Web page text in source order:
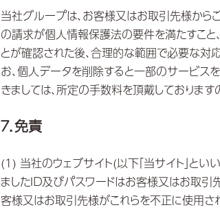
当社グループは、お客様又はお取引先様から
の請求が個人情報保護法の要件を満たすこ
とが確認された後、合理的な範囲で必要な対
お、個人データを削除すると一部のサービス
きましては、所定の手数料を頂戴しております
７．免責
(1) 当社のウェブサイト(以下「当サイト」と
ましたＩＤ及びパスワードはお客様又はお取
客様又はお取引先様がこれらを不正に使用さ